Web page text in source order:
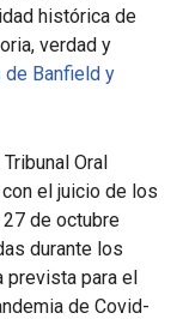
histórica de
verdad y
Banfield y
Oral
el juicio de los
de octubre
durante los
prevista para el
de Covid-